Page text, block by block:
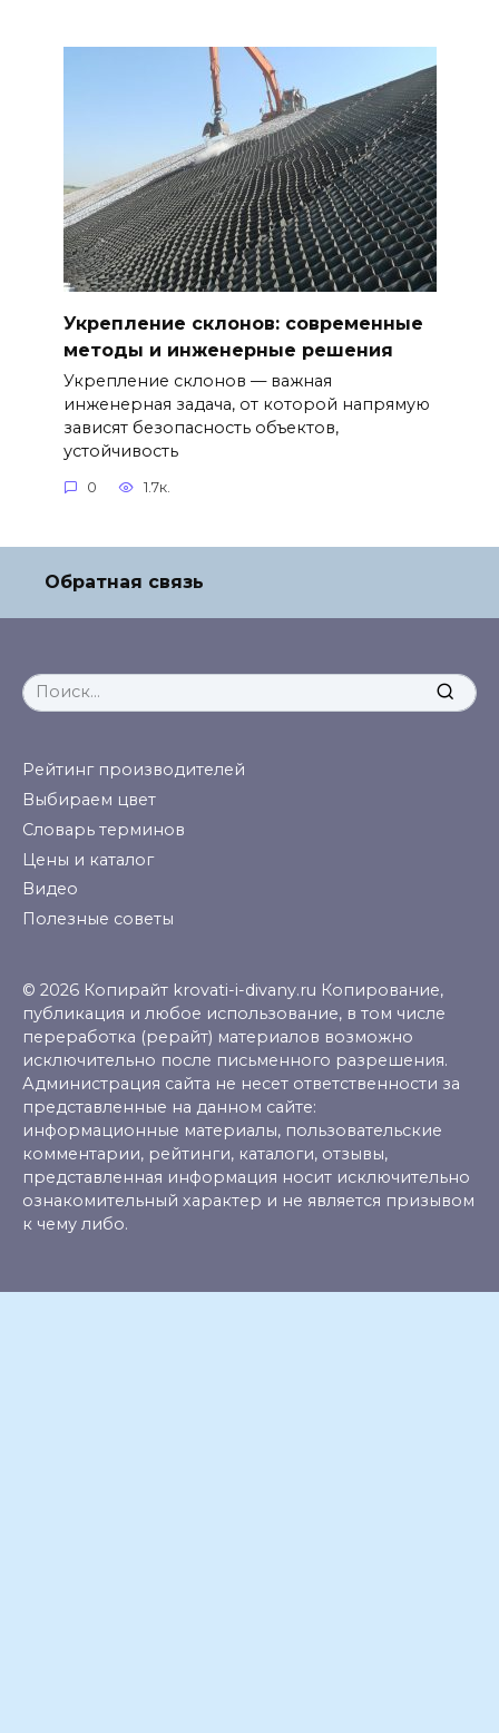
Укрепление склонов: современные
методы и инженерные решения
Укрепление склонов — важная
инженерная задача, от которой напрямую
зависят безопасность объектов,
устойчивость
0 1.7к.
Обратная связь
Search
for:
Рейтинг производителей
Выбираем цвет
Словарь терминов
Цены и каталог
Видео
Полезные советы
© 2026 Копирайт krovati-i-divany.ru Копирование,
публикация и любое использование, в том числе
переработка (рерайт) материалов возможно
исключительно после письменного разрешения.
Администрация сайта не несет ответственности за
представленные на данном сайте:
информационные материалы, пользовательские
комментарии, рейтинги, каталоги, отзывы,
представленная информация носит исключительно
ознакомительный характер и не является призывом
к чему либо.